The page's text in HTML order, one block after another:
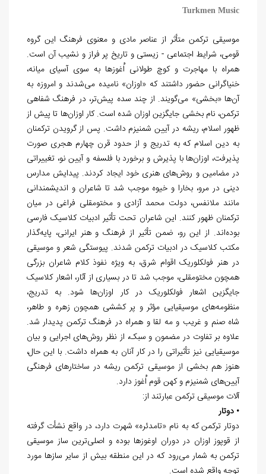
Turkmen Music
موسیقی ترکمن متأثر از عناصر مادی و معنوی فرهنگ این گروه
قومی، شرایط اجتماعی - زیستی و تاریخ پر فراز و نشیب آن است.
همراه با مهاجرت و کوچ طولانی اُغوزها به سوی آسیای میانه،
خنیاگرانی حضور داشتند که «اوزان» نامیده می‌شدند و امروزه به
آن‌ها «بخشی» می‌گویند. از چند سده پیش‌تر، در فرهنگ شفاهی
ترکمن، نام بخشی جایگزین اوزان شده است. کار اوزان‌ها تا پیش از
ظهور اسلام، ریشه در آیین شمنیزم داشت. پس از گرویدن ترکمنان
به دین اسلام که به تدریج و از حدود قرن چهارم هجری صورت
پذیرفت، اوزان‌ها با پذیرش و برخورد با فلسفه و آیین نو، تغییراتی
در مضامین و روش‌های هنری خود ایجاد کردند. پیدایش مدارس
دینی در مرو، بخارا و خیوه موجب شد تا شاعران و اندیشمندانی
مانند ملانفس، دولت محمد آزادی و مختومقلی فراغی در میان
ترکمنان ظهور کنند. این شاعران تحت تأثیر ادبیات کلاسیک فارسی
بوده‌اند. از این رو، ضمن تأثیر از فرهنگ و هنر ایرانی، پایه‌گذار
مکتب کلاسیک در ادبیات ترکمن شدند. پیوستگی شعر و موسیقی
در هنر فولکلوریک اقوام شرق، به ویژه نفوذ کلام شاعران بزرگی
همچون مختومقلی، موجب شد تا در بسیاری از آثار، اشعار کلاسیک
جایگزین اشعار فولکلوریک در کار اوزان‌ها شود. به تدریج،
منظومه‌های موسیقیایی مؤثر و پر کششی همچون زهره و طاهر،
شاه صنم و غریب و مه لقا و همراه در فرهنگ ترکمن پدیدار شد.
علاوه بر تفاوت در مضمون و سبک، از نظر روش‌های اجرایی و بیان
موسیقیایی نیز تأثیراتی را در کار آنان به همراه داشت. با این حال،
هنوز هم بخشی از موسیقی ترکمن ریشه در ساختارهای فرهنگی
آیین‌های شمنیزم و کهن قوم اُغوز دارد.
آلات موسیقی ترکمن عبارتند از:
• دوتار
دوتار ترکمن که به نام «تامدئره» شهرت دارد، در واقع نشأت گرفته
از قوپوز اوزان در دوران اوغوزها بوده و اصلی‌ترین ساز موسیقی
ترکمن به شمار می‌رود که در این منطقه بیش از سایر سازها مورد